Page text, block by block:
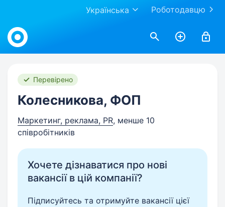
Роботодавцю
Українська
Work.ua
Перевірено
Колесникова, ФОП
Маркетинг, реклама, PR, менше 10
співробітників
Хочете дізнаватися про нові
вакансії в цій компанії?
Підписуйтесь та отримуйте вакансії цієї